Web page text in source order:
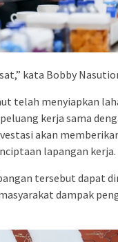
kata Bobby
telah menyiapkan
kerja sama
akan
lapangan kerja.
tersebut dapat
dampak